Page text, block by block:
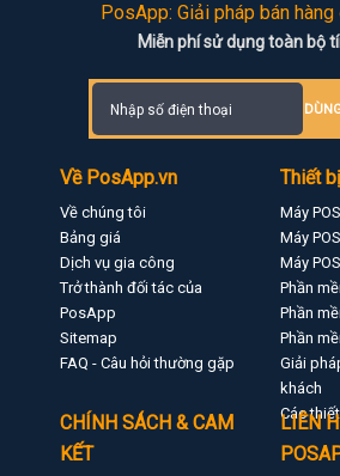
PosApp: Giải pháp bán
Miễn phí sử dụng toàn bộ
Về PosApp.vn
Về chúng tôi
Bảng giá
Dịch vụ gia công
Trở thành đối tác của
PosApp
Sitemap
FAQ - Câu hỏi thường gặp
Thiết bị
Máy
Máy
Máy
Phần
Phần
Phần
Giải
khách
Các
CHÍNH SÁCH & CAM
KẾT
LIÊN